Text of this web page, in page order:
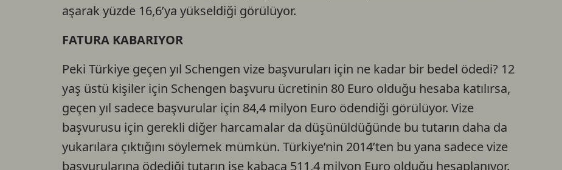
aşarak yüzde 16,6’ya yükseldiği görülüyor.
FATURA KABARIYOR
Peki Türkiye geçen yıl Schengen vize başvuruları için ne kadar bir bedel ödedi? 12
yaş üstü kişiler için Schengen başvuru ücretinin 80 Euro olduğu hesaba katılırsa,
geçen yıl sadece başvurular için 84,4 milyon Euro ödendiği görülüyor. Vize
başvurusu için gerekli diğer harcamalar da düşünüldüğünde bu tutarın daha da
yukarılara çıktığını söylemek mümkün. Türkiye’nin 2014’ten bu yana sadece vize
başvurularına ödediği tutarın ise kabaca 511,4 milyon Euro olduğu hesaplanıyor.